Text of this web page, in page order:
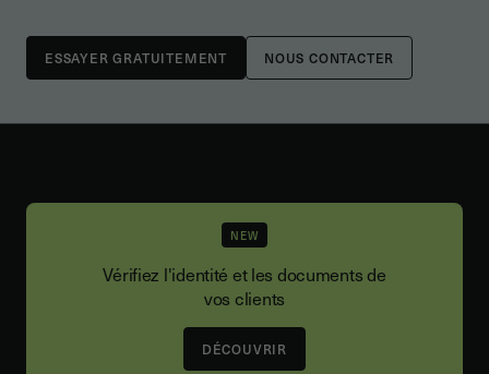
NOUS CONTACTER
NEW
Vérifiez l'identité et les documents de
vos clients
DÉCOUVRIR